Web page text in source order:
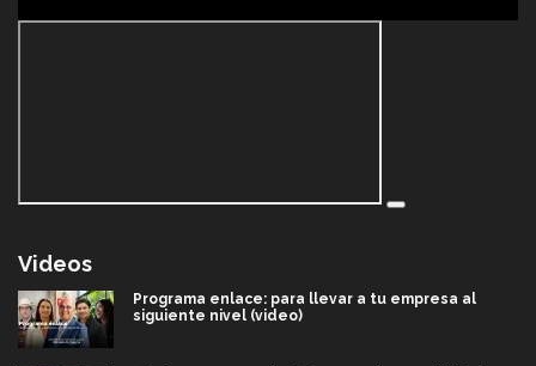
Videos
Programa enlace: para llevar a tu empresa al
siguiente nivel (video)